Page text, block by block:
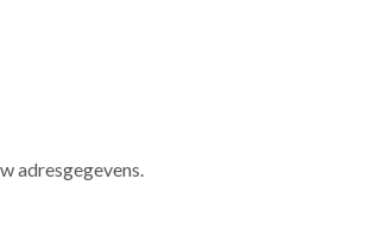
adresgegevens.